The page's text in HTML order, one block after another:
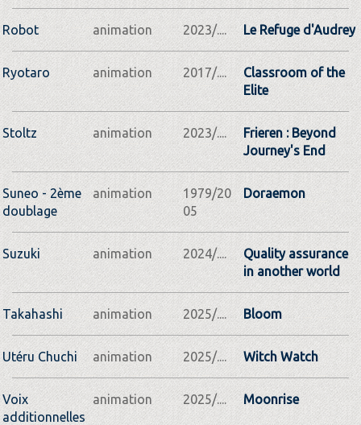
Robot animation 2023/.... Le Refuge d'Audrey
Ryotaro animation 2017/....
Classroom of the
Elite
Stoltz animation 2023/....
Frieren : Beyond
Journey's End
Suneo - 2ème
doublage
animation
1979/20
05
Doraemon
Suzuki animation 2024/....
Quality assurance
in another world
Takahashi animation 2025/.... Bloom
Utéru Chuchi animation 2025/.... Witch Watch
Voix
additionnelles
animation 2025/.... Moonrise